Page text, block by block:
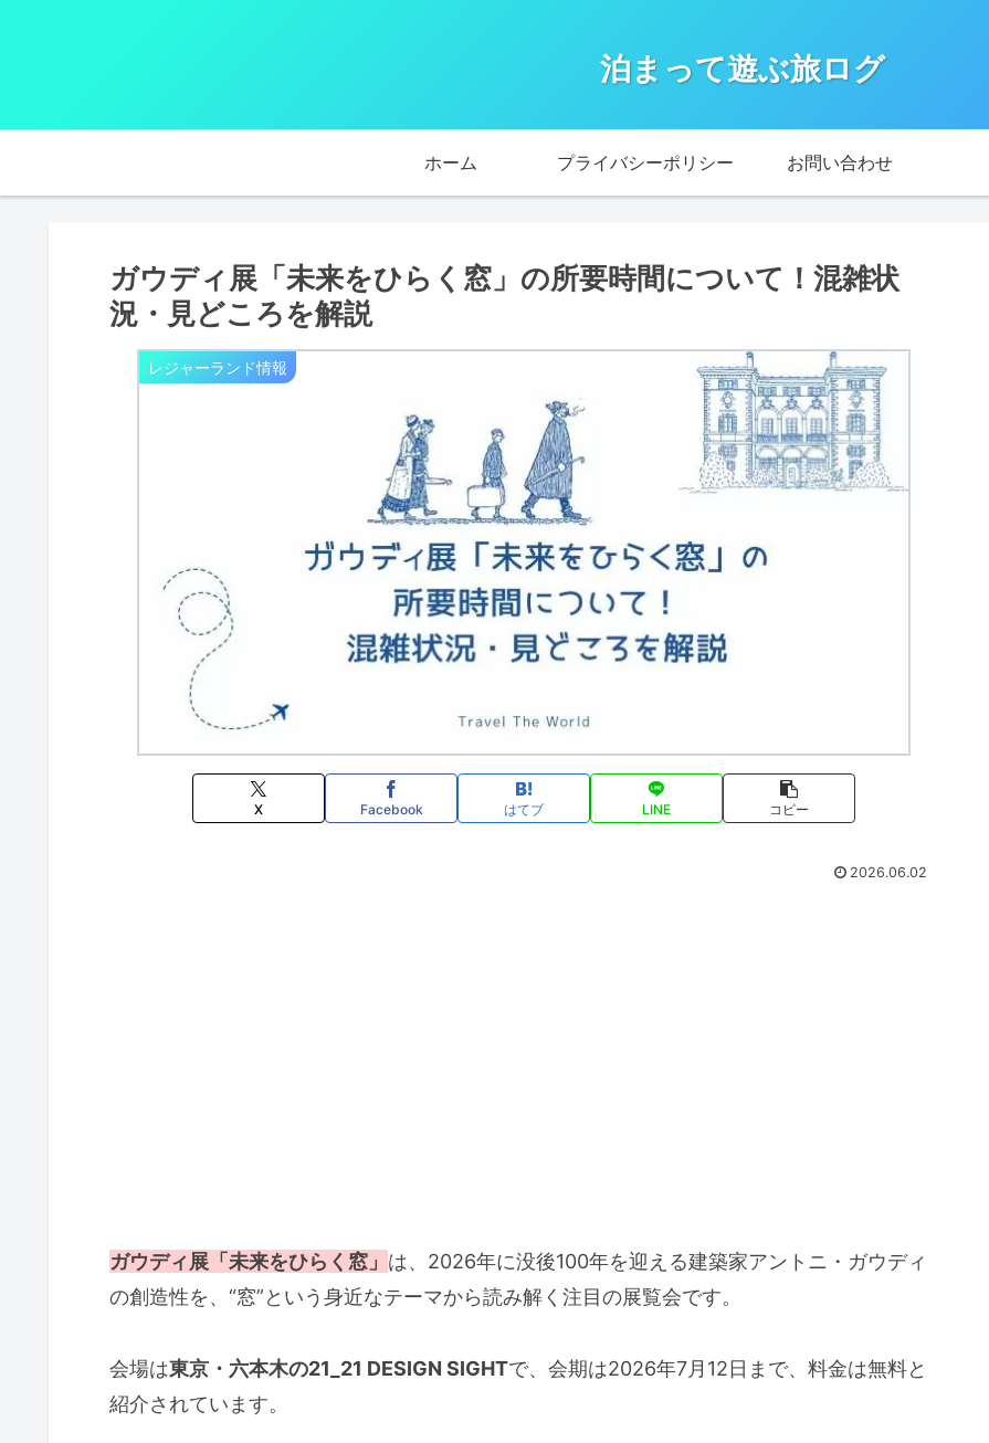
泊まって遊ぶ旅ログ
ホーム プライバシーポリシー お問い合わせ
ガウディ展「未来をひらく窓」の所要時間について！混雑状
況・見どころを解説
レジャーランド情報
X Facebook はてブ LINE コピー
2026.06.02
ガウディ展「未来をひらく窓」 は、2026年に没後100年を迎える建築家アントニ・ガウディ
の創造性を、“窓”という身近なテーマから読み解く注目の展覧会です。
会場は東京・六本木の21_21 DESIGN SIGHTで、会期は2026年7月12日まで、料金は無料と
紹介されています。